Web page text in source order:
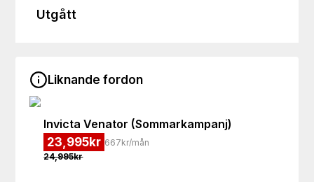
Utgått
Liknande fordon
Invicta Venator (Sommarkampanj)
24,995kr
23,995kr 667kr/mån